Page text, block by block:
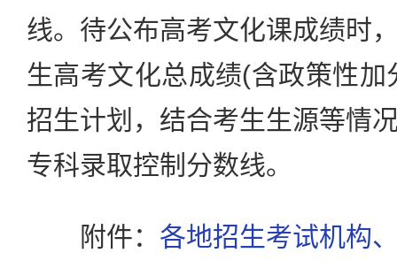
线。待公布高考文化课成绩时
生高考文化总成绩(含政策性
招生计划，结合考生生源等情
专科录取控制分数线。
附件： 各地招生考试机构